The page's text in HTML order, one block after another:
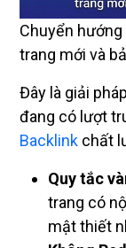
Chuyển
trang mới và
đang có lượt
Backlink chất
trang có
mật thiết
Không